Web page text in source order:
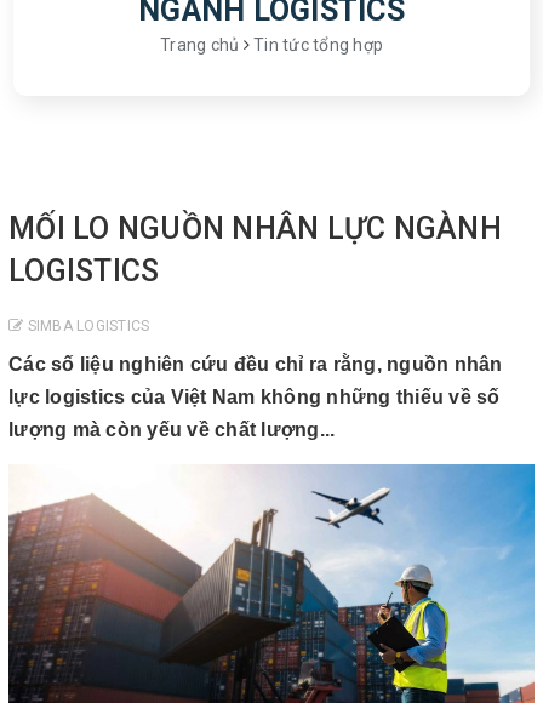
NGÀNH LOGISTICS
Trang chủ Tin tức tổng hợp
MỐI LO NGUỒN NHÂN LỰC NGÀNH
LOGISTICS
SIMBA LOGISTICS
Các số liệu nghiên cứu đều chỉ ra rằng, nguồn nhân
lực logistics của Việt Nam không những thiếu về số
lượng mà còn yếu về chất lượng...